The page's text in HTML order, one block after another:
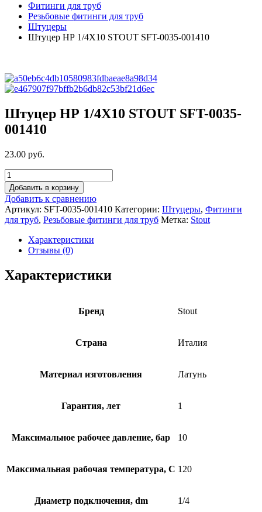
Фитинги для труб
Резьбовые фитинги для труб
Штуцеры
Штуцер НР 1/4X10 STOUT SFT-0035-001410
Штуцер НР 1/4X10 STOUT SFT-0035-
001410
23.00 руб.
Добавить в корзину
Добавить к сравнению
Артикул: SFT-0035-001410 Категории: Штуцеры, Фитинги
для труб, Резьбовые фитинги для труб Метка: Stout
Характеристики
Отзывы (0)
Характеристики
Бренд Stout
Страна Италия
Материал изготовления Латунь
Гарантия, лет 1
Максимальное рабочее давление, бар 10
Максимальная рабочая температура, C 120
Диаметр подключения, dm 1/4